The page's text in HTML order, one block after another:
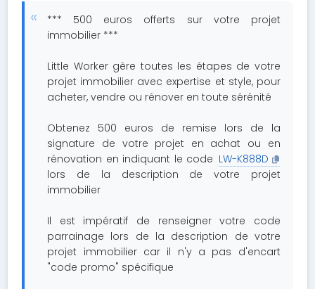
*** 500 euros offerts sur votre projet
immobilier ***
Little Worker gère toutes les étapes de votre
projet immobilier avec expertise et style, pour
acheter, vendre ou rénover en toute sérénité
Obtenez 500 euros de remise lors de la
signature de votre projet en achat ou en
rénovation en indiquant le code LW-K888D
lors de la description de votre projet
immobilier
Il est impératif de renseigner votre code
parrainage lors de la description de votre
projet immobilier car il n'y a pas d'encart
"code promo" spécifique